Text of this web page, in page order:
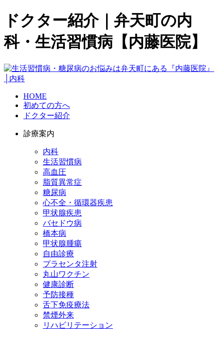
ドクター紹介｜弁天町の内
科・生活習慣病【内藤医院】
HOME
初めての方へ
ドクター紹介
診療案内
内科
生活習慣病
高血圧
脂質異常症
糖尿病
心不全・循環器疾患
甲状腺疾患
バセドウ病
橋本病
甲状腺腫瘍
自由診療
プラセンタ注射
丸山ワクチン
健康診断
予防接種
舌下免疫療法
禁煙外来
リハビリテーション